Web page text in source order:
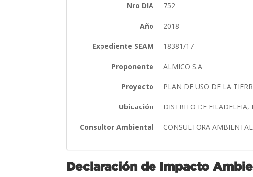
Nro DIA 752
Año 2018
Expediente SEAM 18381/17
Proponente ALMICO S.A
Proyecto PLAN DE USO DE LA
Ubicación DISTRITO DE FILADELFIA,
Consultor Ambiental CONSULTORA
Declaración de Impacto